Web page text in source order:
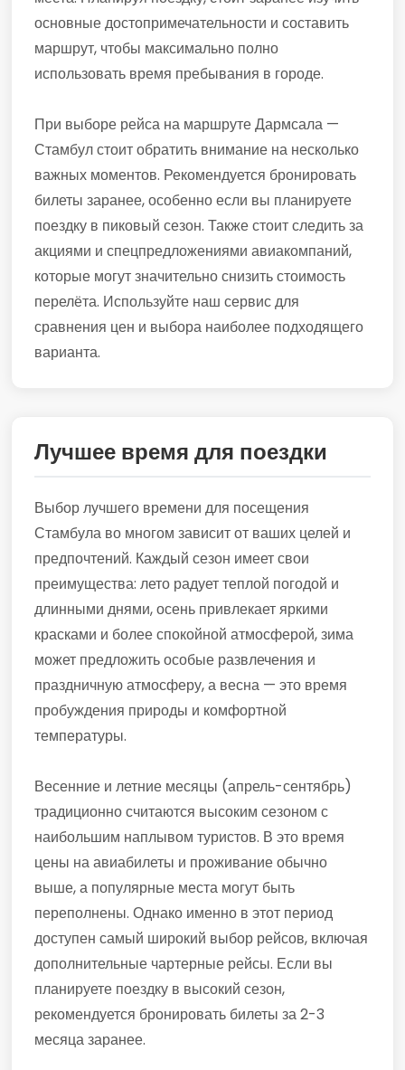
основные достопримечательности и составить
маршрут, чтобы максимально полно
использовать время пребывания в городе.
При выборе рейса на маршруте Дармсала —
Стамбул стоит обратить внимание на несколько
важных моментов. Рекомендуется бронировать
билеты заранее, особенно если вы планируете
поездку в пиковый сезон. Также стоит следить за
акциями и спецпредложениями авиакомпаний,
которые могут значительно снизить стоимость
перелёта. Используйте наш сервис для
сравнения цен и выбора наиболее подходящего
варианта.
Лучшее время для поездки
Выбор лучшего времени для посещения
Стамбула во многом зависит от ваших целей и
предпочтений. Каждый сезон имеет свои
преимущества: лето радует теплой погодой и
длинными днями, осень привлекает яркими
красками и более спокойной атмосферой, зима
может предложить особые развлечения и
праздничную атмосферу, а весна — это время
пробуждения природы и комфортной
температуры.
Весенние и летние месяцы (апрель-сентябрь)
традиционно считаются высоким сезоном с
наибольшим наплывом туристов. В это время
цены на авиабилеты и проживание обычно
выше, а популярные места могут быть
переполнены. Однако именно в этот период
доступен самый широкий выбор рейсов, включая
дополнительные чартерные рейсы. Если вы
планируете поездку в высокий сезон,
рекомендуется бронировать билеты за 2-3
месяца заранее.